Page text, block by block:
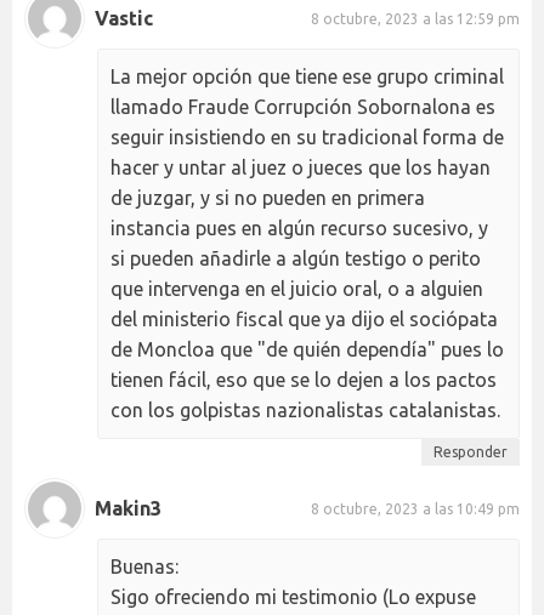
Vastic 8 octubre, 2023 a las 12:59 pm
La mejor opción que tiene ese grupo criminal
llamado Fraude Corrupción Sobornalona es
seguir insistiendo en su tradicional forma de
hacer y untar al juez o jueces que los hayan
de juzgar, y si no pueden en primera
instancia pues en algún recurso sucesivo, y
si pueden añadirle a algún testigo o perito
que intervenga en el juicio oral, o a alguien
del ministerio fiscal que ya dijo el sociópata
de Moncloa que "de quién dependía" pues lo
tienen fácil, eso que se lo dejen a los pactos
con los golpistas nazionalistas catalanistas.
Responder
Makin3 8 octubre, 2023 a las 10:49 pm
Buenas:
Sigo ofreciendo mi testimonio (Lo expuse